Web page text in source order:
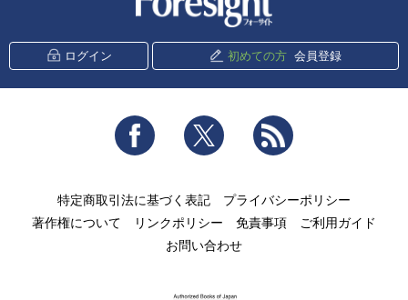
ログイン 初めての方 会員登録
Facebook Twitter
特定商取引法に基づく表記
プライバシーポリシー
著作権について
リンクポリシー 免責事項
ご利用ガイド
お問い合わせ